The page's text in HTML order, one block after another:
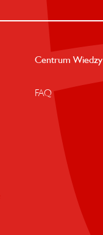
Centrum Wiedzy
FAQ